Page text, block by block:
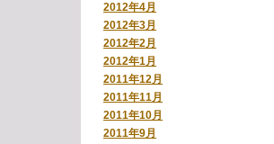
2012年4月
2012年3月
2012年2月
2012年1月
2011年12月
2011年11月
2011年10月
2011年9月